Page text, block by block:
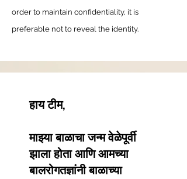
order to maintain confidentiality, it is
preferable not to reveal the identity.
हाय टीम,
माझ्या बाळाचा जन्म वेळेपूर्वी
झाला होता आणि आमच्या
बालरोगतज्ञांनी बाळाच्या